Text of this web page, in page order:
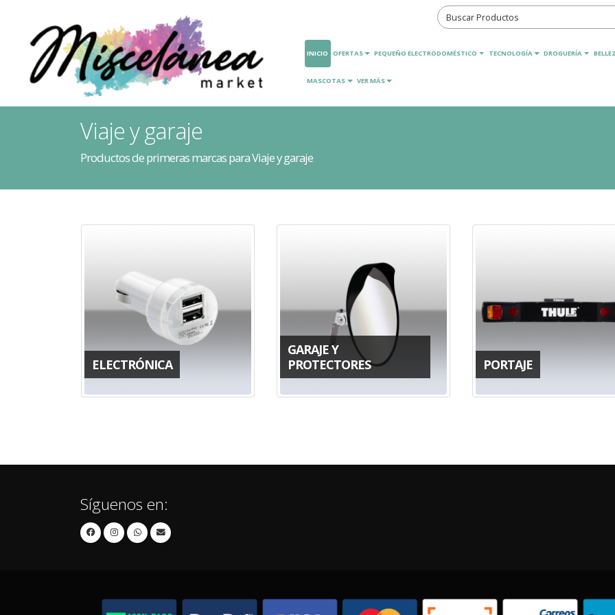
INICIO OFERTAS PEQUEÑO ELECTRODOMÉSTICO TECNOLOGÍA DROGUERÍA
MASCOTAS VER MÁS
Viaje y garaje
Productos de primeras marcas para Viaje y garaje
ELECTRÓNICA
GARAJE Y
PROTECTORES
PORTAJE
Síguenos en: